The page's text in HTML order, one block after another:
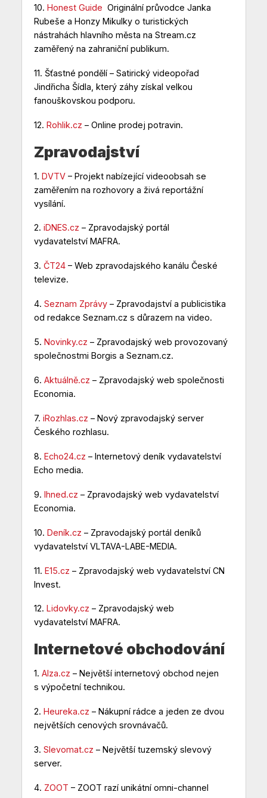
10. Honest Guide Originální průvodce Janka
Rubeše a Honzy Mikulky o turistických
nástrahách hlavního města na Stream.cz
zaměřený na zahraniční publikum.
11. Šťastné pondělí– Satirický videopořad
Jindřicha Šídla, který záhy získal velkou
fanouškovskou podporu.
12. Rohlik.cz – Online prodej potravin.
Zpravodajství
1. DVTV– Projekt nabízející videoobsah se
zaměřením na rozhovory a živá reportážní
vysílání.
2. iDNES.cz – Zpravodajský portál
vydavatelství MAFRA.
3. ČT24– Web zpravodajského kanálu České
televize.
4. Seznam Zprávy– Zpravodajství a publicistika
od redakce Seznam.cz s důrazem na video.
5. Novinky.cz – Zpravodajský web provozovaný
společnostmi Borgis a Seznam.cz.
6. Aktuálně.cz – Zpravodajský web společnosti
Economia.
7. iRozhlas.cz – Nový zpravodajský server
Českého rozhlasu.
8. Echo24.cz – Internetový deník vydavatelství
Echo media.
9. Ihned.cz – Zpravodajský web vydavatelství
Economia.
10. Deník.cz – Zpravodajský portál deníků
vydavatelství VLTAVA-LABE-MEDIA.
11. E15.cz – Zpravodajský web vydavatelství CN
Invest.
12. Lidovky.cz – Zpravodajský web
vydavatelství MAFRA.
Internetové obchodování
1. Alza.cz – Největší internetový obchod nejen
s výpočetní technikou.
2. Heureka.cz – Nákupní rádce a jeden ze dvou
největších cenových srovnávačů.
3. Slevomat.cz – Největší tuzemský slevový
server.
4. ZOOT – ZOOT razí unikátní omni-channel